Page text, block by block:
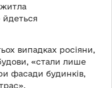
житла
йдеться
випадках росіяни,
«стали лише
фасади будинків,